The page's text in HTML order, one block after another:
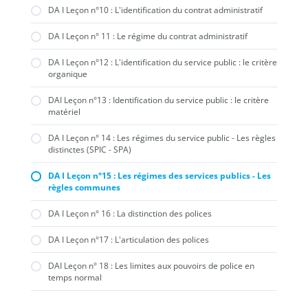
DA I Leçon n°10 : L'identification du contrat administratif
DA I Leçon n° 11 : Le régime du contrat administratif
DA I Leçon n°12 : L'identification du service public : le critère
organique
DAI Leçon n°13 : Identification du service public : le critère
matériel
DA I Leçon n° 14 : Les régimes du service public - Les règles
distinctes (SPIC - SPA)
DA I Leçon n°15 : Les régimes des services publics - Les
règles communes
DA I Leçon n° 16 : La distinction des polices
DA I Leçon n°17 : L'articulation des polices
DAI Leçon n° 18 : Les limites aux pouvoirs de police en
temps normal